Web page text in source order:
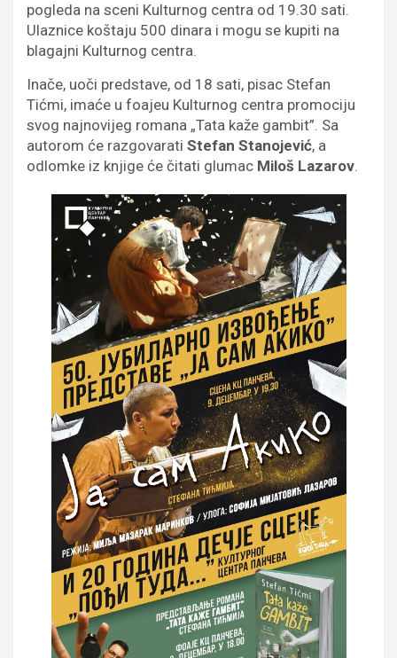
pogleda na sceni Kulturnog centra od 19.30 sati.
Ulaznice koštaju 500 dinara i mogu se kupiti na
blagajni Kulturnog centra.
Inače, uoči predstave, od 18 sati, pisac Stefan
Tićmi, imaće u foajeu Kulturnog centra promociju
svog najnovijeg romana „Tata kaže gambit”. Sa
autorom će razgovarati Stefan Stanojević, a
odlomke iz knjige će čitati glumac Miloš Lazarov.